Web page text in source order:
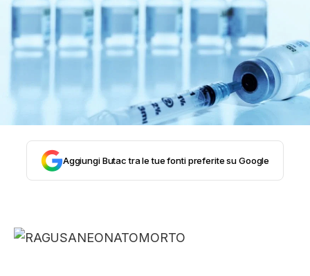
SALUTE E MEDICINA
STORIA E CITAZIONI
INTRATTENIMENTO
COMPLOTTI, LEGGENDE URBANE ED
Aggiungi Butac tra le tue fonti preferite su Google